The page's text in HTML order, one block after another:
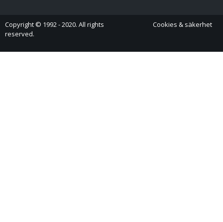
Copyright © 1992 - 2020. All rights
reserved.
Cookies & säkerhet